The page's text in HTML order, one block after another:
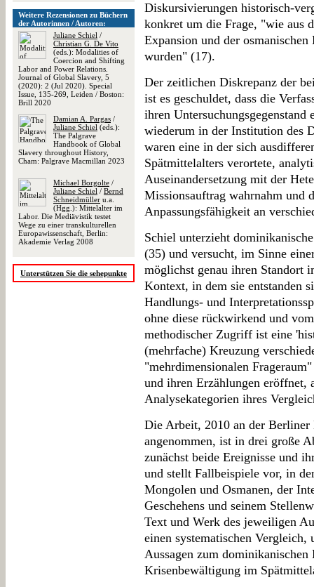
Weitere Rezensionen zu Büchern
der Autorinnen / Autoren:
Juliane Schiel /
Christian G. De Vito
(eds.): Modalities of
Coercion and Shifting
Labor and Power Relations.
Journal of Global Slavery, 5
(2020): 2 (Jul 2020). Special
Issue, 135-269, Leiden / Boston:
Brill 2020
Damian A. Pargas /
Juliane Schiel (eds.):
The Palgrave
Handbook of Global
Slavery throughout History,
Cham: Palgrave Macmillan 2023
Michael Borgolte /
Juliane Schiel / Bernd
Schneidmüller u.a.
(Hgg.): Mittelalter im
Labor. Die Mediävistik testet
Wege zu einer transkulturellen
Europawissenschaft, Berlin:
Akademie Verlag 2008
Unterstützen Sie die sehepunkte
Diskursivierungen historisch-
konkret um die Frage, "wie aus
Expansion und der
wurden" (17).
Der zeitlichen Diskrepanz der
ist es geschuldet, dass die
ihren
wiederum in der Institution des
waren eine in der sich
Spätmittelalters verortete,
Auseinandersetzung mit der
Missionsauftrag wahrnahm und
Anpassungsfähigkeit an
Schiel unterzieht
(35) und versucht, im Sinne
möglichst genau ihren Standort
Kontext, in dem sie entstanden
Handlungs- und
ohne diese rückwirkend und
methodischer Zugriff ist eine
(mehrfache) Kreuzung
"mehrdimensionalen
und ihren Erzählungen eröffnet,
Analysekategorien ihres
Die Arbeit, 2010 an der
angenommen, ist in drei große
zunächst beide Ereignisse und
und stellt Fallbeispiele vor, in
Mongolen und Osmanen, der
Geschehens und seinem
Text und Werk des jeweiligen
einen systematischen
Aussagen zum
Krisenbewältigung im